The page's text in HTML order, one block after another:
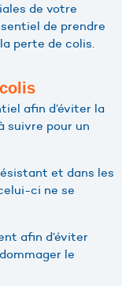
de votre
de prendre
perte de colis.
afin d’éviter la
suivre pour un
et dans les
ci ne se
afin d’éviter
le